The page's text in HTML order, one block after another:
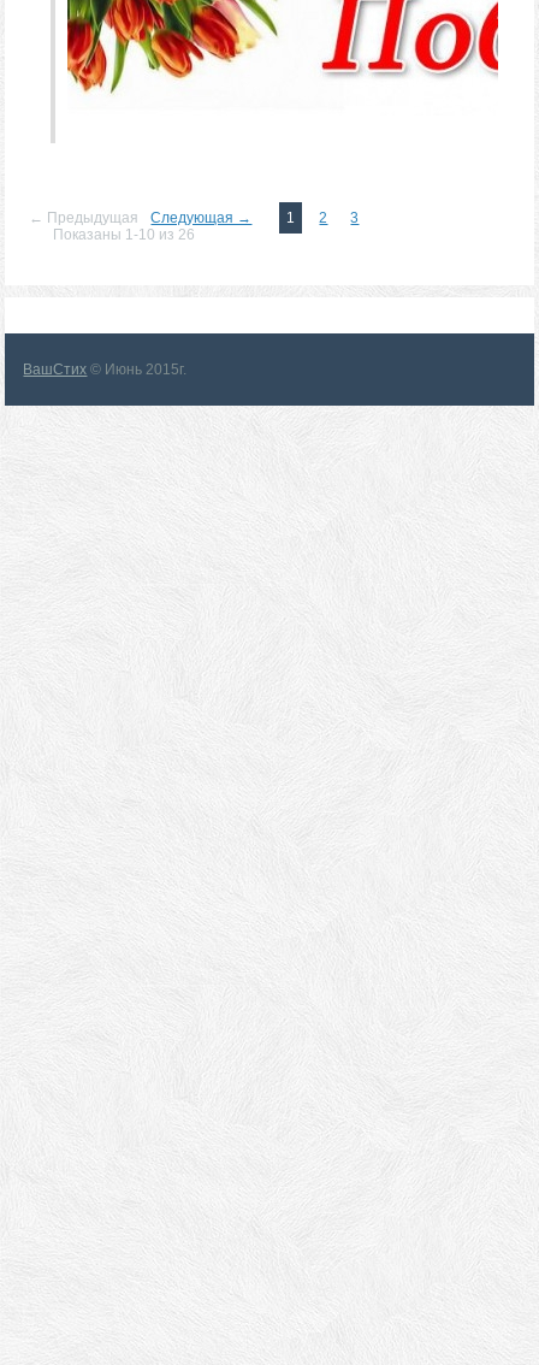
← Предыдущая Следующая → 1 2
3
Показаны 1-10 из 26
ВашСтих © Июнь 2015г.